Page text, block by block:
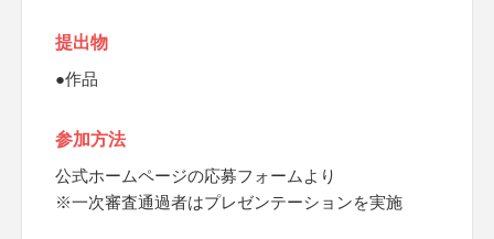
提出物
●作品
参加方法
公式ホームページの応募フォームより
※一次審査通過者はプレゼンテーションを実施